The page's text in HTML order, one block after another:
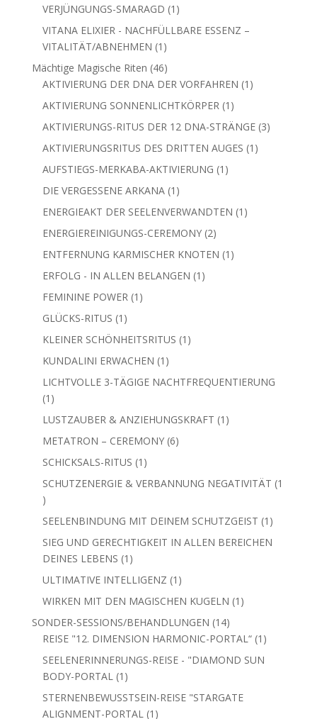
VERJÜNGUNGS-SMARAGD 1 1
Produkt
VITANA ELIXIER - NACHFÜLLBARE ESSENZ –
VITALITÄT/ABNEHMEN 1 1
Produkt
Mächtige Magische Riten 4646
Produkte
AKTIVIERUNG DER DNA DER VORFAHREN 1 1
AKTIVIERUNG SONNENLICHTKÖRPER 1 1
Produkt
AKTIVIERUNGS-RITUS DER 12 DNA-STRÄNGE 33
AKTIVIERUNGSRITUS DES DRITTEN AUGES 1 1
AUFSTIEGS-MERKABA-AKTIVIERUNG 1 1
DIE VERGESSENE ARKANA 1 1
Produkt
ENERGIEAKT DER SEELENVERWANDTEN 1 1
ENERGIEREINIGUNGS-CEREMONY 22
Produkte
ENTFERNUNG KARMISCHER KNOTEN 1 1
ERFOLG - IN ALLEN BELANGEN 1 1
FEMININE POWER 1 1
GLÜCKS-RITUS 1 1
Produkt
KLEINER SCHÖNHEITSRITUS 1 1
KUNDALINI ERWACHEN 1 1
Produkt
LICHTVOLLE 3-TÄGIGE NACHTFREQUENTIERUNG
1 1
Produkt
LUSTZAUBER & ANZIEHUNGSKRAFT 1 1
METATRON – CEREMONY 66
SCHICKSALS-RITUS 1 1
Produkt
SCHUTZENERGIE & VERBANNUNG NEGATIVITÄT 1
1
Produkt
SEELENBINDUNG MIT DEINEM SCHUTZGEIST 1 1
Produkt
SIEG UND GERECHTIGKEIT IN ALLEN BEREICHEN
DEINES LEBENS 1 1
Produkt
ULTIMATIVE INTELLIGENZ 1 1
Produkt
WIRKEN MIT DEN MAGISCHEN KUGELN 1 1
SONDER-SESSIONS/BEHANDLUNGEN 1414
Produkte
REISE "12. DIMENSION HARMONIC-PORTAL“ 1 1
Produkt
SEELENERINNERUNGS-REISE - "DIAMOND SUN
BODY-PORTAL
1 1
Produkt
STERNENBEWUSSTSEIN-REISE "STARGATE
ALIGNMENT-PORTAL
1 1